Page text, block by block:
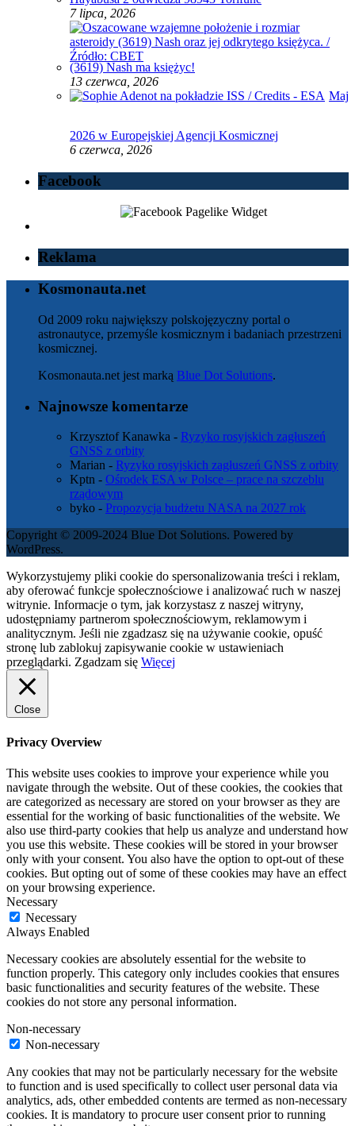
7 lipca, 2026
(3619) Nash ma księżyc!
13 czerwca, 2026
Maj
2026 w Europejskiej Agencji Kosmicznej
6 czerwca, 2026
Facebook
Reklama
Kosmonauta.net
Od 2009 roku największy polskojęzyczny portal o
astronautyce, przemyśle kosmicznym i badaniach przestrzeni
kosmicznej.
Kosmonauta.net jest marką Blue Dot Solutions.
Najnowsze komentarze
Krzysztof Kanawka - Ryzyko rosyjskich zagłuszeń
GNSS z orbity
Marian - Ryzyko rosyjskich zagłuszeń GNSS z orbity
Kptn - Ośrodek ESA w Polsce – prace na szczeblu
rządowym
byko - Propozycja budżetu NASA na 2027 rok
Copyright © 2009-2024 Blue Dot Solutions. Powered by
WordPress.
Wykorzystujemy pliki cookie do spersonalizowania treści i reklam,
aby oferować funkcje społecznościowe i analizować ruch w naszej
witrynie. Informacje o tym, jak korzystasz z naszej witryny,
udostępniamy partnerom społecznościowym, reklamowym i
analitycznym. Jeśli nie zgadzasz się na używanie cookie, opuść
stronę lub zablokuj zapisywanie cookie w ustawieniach
przeglądarki. Zgadzam się Więcej
Close
Privacy Overview
This website uses cookies to improve your experience while you
navigate through the website. Out of these cookies, the cookies that
are categorized as necessary are stored on your browser as they are
essential for the working of basic functionalities of the website. We
also use third-party cookies that help us analyze and understand how
you use this website. These cookies will be stored in your browser
only with your consent. You also have the option to opt-out of these
cookies. But opting out of some of these cookies may have an effect
on your browsing experience.
Necessary
Necessary
Always Enabled
Necessary cookies are absolutely essential for the website to
function properly. This category only includes cookies that ensures
basic functionalities and security features of the website. These
cookies do not store any personal information.
Non-necessary
Non-necessary
Any cookies that may not be particularly necessary for the website
to function and is used specifically to collect user personal data via
analytics, ads, other embedded contents are termed as non-necessary
cookies. It is mandatory to procure user consent prior to running